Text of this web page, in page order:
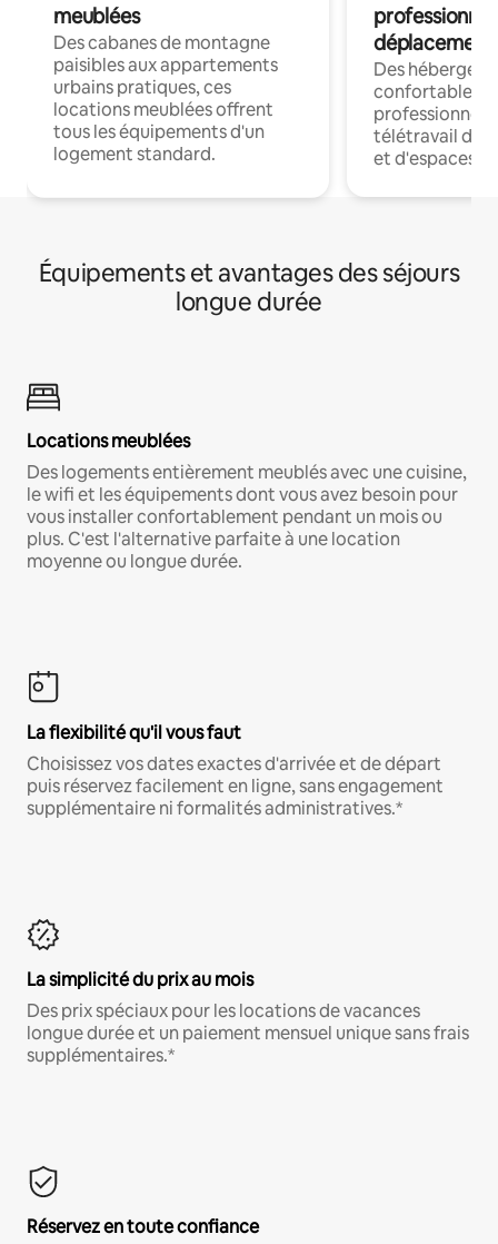
meublées
Des cabanes de montagne
paisibles aux appartements
urbains pratiques, ces
locations meublées offrent
tous les équipements d'un
logement standard.
déplacement
Des
confortables
professionnels
télétravail
et d'espaces
Équipements et avantages des séjours
longue durée
Locations meublées
Des logements entièrement meublés avec une cuisine,
le wifi et les équipements dont vous avez besoin pour
vous installer confortablement pendant un mois ou
plus. C'est l'alternative parfaite à une location
moyenne ou longue durée.
La flexibilité qu'il vous faut
Choisissez vos dates exactes d'arrivée et de départ
puis réservez facilement en ligne, sans engagement
supplémentaire ni formalités administratives.*
La simplicité du prix au mois
Des prix spéciaux pour les locations de vacances
longue durée et un paiement mensuel unique sans frais
supplémentaires.*
Réservez en toute confiance